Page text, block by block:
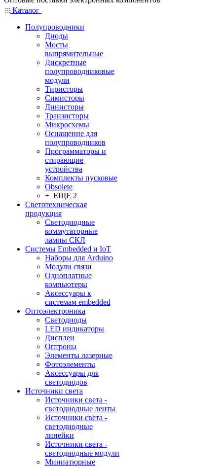
Каталог
Полупроводники
Диоды
Мосты
выпрямительные
Дискретные
полупроводниковые
модули
Тиристоры
Симисторы
Динисторы
Транзисторы
Микросхемы
Оснащение для
полупроводников
Программаторы и
стирающие
устройства
Комплекты пусковые
Obsolete
+ ЕЩЕ 2
Светотехническая
продукция
Светодиодные
коммутаторные
лампы СКЛ
Системы Embedded и IoT
Наборы для Arduino
Модули связи
Одноплатные
компьютеры
Аксессуары к
системам embedded
Oптоэлектроника
Светодиоды
LED индикаторы
Дисплеи
Оптроны
Элементы лазерные
Фотоэлементы
Аксессуары для
светодиодов
Источники света
Источники света -
светодиодные ленты
Источники света -
светодиодные
линейки
Источники света -
светодиодные модули
Миниатюрные